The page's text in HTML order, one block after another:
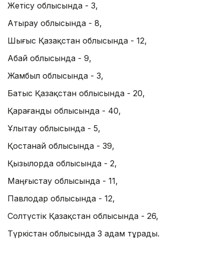
Жетісу облысында - 3,
Атырау облысында - 8,
Шығыс Қазақстан облысында - 12,
Абай облысында - 9,
Жамбыл облысында - 3,
Батыс Қазақстан облысында - 20,
Қарағанды облысында - 40,
Ұлытау облысында - 5,
Қостанай облысында - 39,
Қызылорда облысында - 2,
Маңғыстау облысында - 11,
Павлодар облысында - 12,
Солтүстік Қазақстан облысында - 26,
Түркістан облысында 3 адам тұрады.